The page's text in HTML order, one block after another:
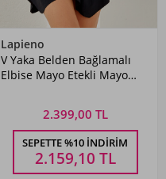
Lapieno
V Yaka Belden Bağlamalı
Elbise Mayo Etekli Mayo
2.399,00 TL
SEPETTE %10 İNDIRIM
2.159,10 TL